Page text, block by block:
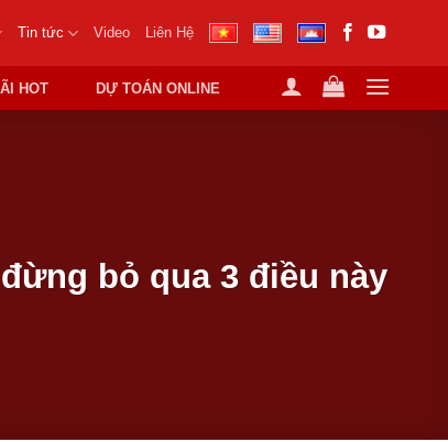
Tin tức Video Liên Hệ
HOT DỰ TOÁN ONLINE
bỏ qua 3 điều này